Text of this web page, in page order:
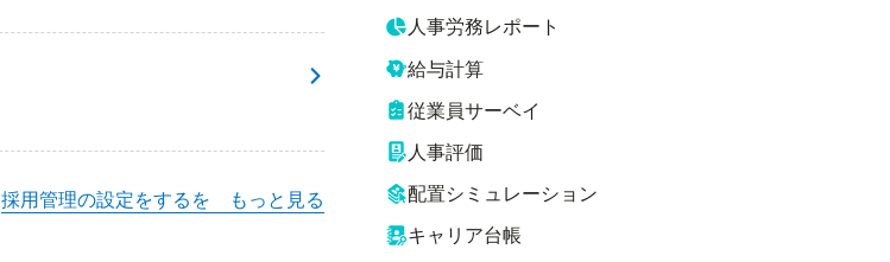
採用管理の設定をするを もっと見る
人事労務レポート
給与計算
従業員サーベイ
人事評価
配置シミュレーション
キャリア台帳